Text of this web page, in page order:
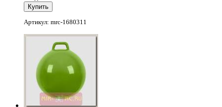
Артикул: mrc-1680311